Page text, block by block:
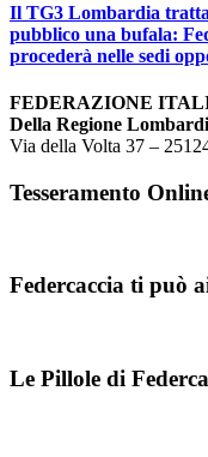
Il TG3 Lombardia
pubblico una bufala:
procederà nelle sedi
FEDERAZIONE
Della Regione
Via della Volta 37 –
Tesseramento
Federcaccia ti può
Le Pillole di